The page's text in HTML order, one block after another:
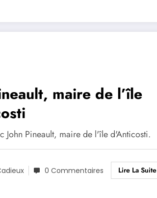
maire de l’île
John Pineault, maire de l'île d'Anticosti.
0 Commentaires Lire La Suite